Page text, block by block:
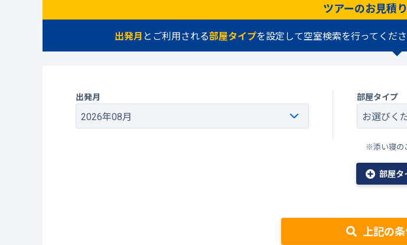
ツアーのお見積
出発月 とご利用される部屋タイプを設定して空室検索を行ってくだ
出発月 部屋タイプ
※添い寝の
部屋タ
上記の